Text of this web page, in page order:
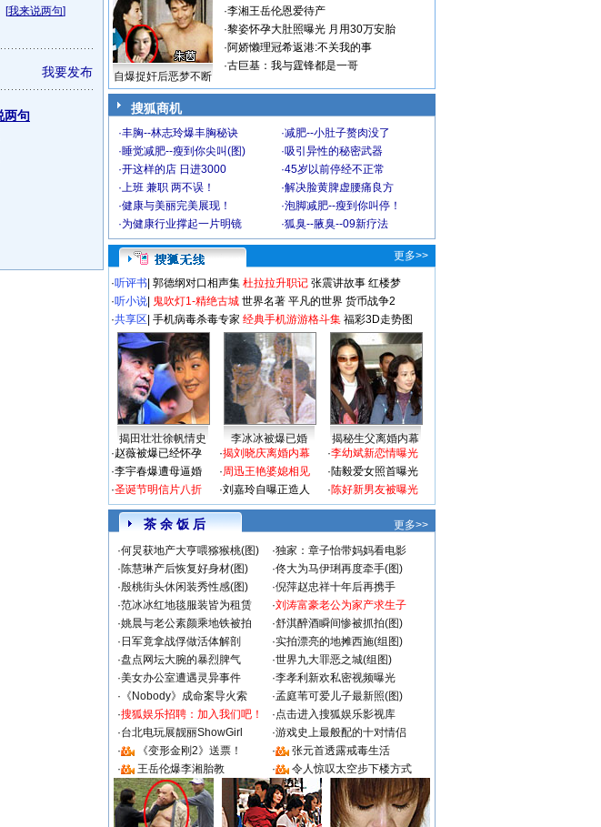
[我来说两句]
我要发布
两句
自爆捉奸后恶梦不断
·李湘王岳伦恩爱待产
·黎姿怀孕大肚照曝光 月用30万安胎
·阿娇懒理冠希返港:不关我的事
·古巨基：我与霆锋都是一哥
搜狐商机
·丰胸--林志玲爆丰胸秘诀 ·减肥--小肚子赘肉没了
·睡觉减肥--瘦到你尖叫(图) ·吸引异性的秘密武器
·开这样的店 日进3000 ·45岁以前停经不正常
·上班 兼职 两不误！ ·解决脸黄脾虚腰痛良方
·健康与美丽完美展现！ ·泡脚减肥--瘦到你叫停！
·为健康行业撑起一片明镜 ·狐臭--腋臭--09新疗法
更多>>
·听评书 郭德纲对口相声集 杜拉拉升职记 张震讲故事 红楼梦
·听小说 鬼吹灯1-精绝古城 世界名著 平凡的世界 货币战争2
·共享区 手机病毒杀毒专家 经典手机游游格斗集 福彩3D走势图
揭田壮壮徐帆情史 李冰冰被爆已婚
揭秘生父离婚内幕
·赵薇被爆已经怀孕
·李宇春爆遭母逼婚
·圣诞节明信片八折
·揭刘晓庆离婚内幕
·周迅王艳婆媳相见
·刘嘉玲自曝正造人
·李幼斌新恋情曝光
·陆毅爱女照首曝光
·陈好新男友被曝光
茶 余 饭 后
更多>>
·何炅获地产大亨喂猕猴桃(图) ·独家：章子怡带妈妈看电影
·陈慧琳产后恢复好身材(图) ·佟大为马伊琍再度牵手(图)
·殷桃街头休闲装秀性感(图) ·倪萍赵忠祥十年后再携手
·范冰冰红地毯服装皆为租赁 ·刘涛富豪老公为家产求生子
·姚晨与老公素颜乘地铁被拍 ·舒淇醉酒瞬间惨被抓拍(图)
· 日军竟拿战俘做活体解剖 ·实拍漂亮的地摊西施(组图)
·盘点网坛大腕的暴烈脾气 ·世界九大罪恶之城(组图)
·美女办公室遭遇灵异事件 ·李孝利新欢私密视频曝光
· 《Nobody》成命案导火索 ·孟庭苇可爱儿子最新照(图)
·搜狐娱乐招聘：加入我们吧！ ·点击进入搜狐娱乐影视库
·台北电玩展靓丽ShowGirl ·游戏史上最般配的十对情侣
·
《变形金刚2》送票！ ·
张元首透露戒毒生活
·
王岳伦爆李湘胎教 · 令人惊叹太空步下楼方式